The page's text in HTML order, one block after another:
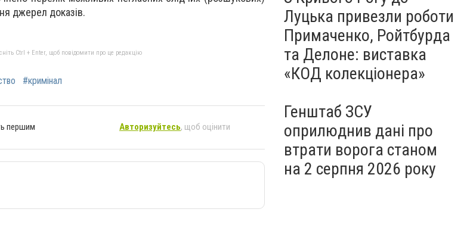
джерел доказів.
Ctrl + Enter, щоб повідомити про це редакцію
#кримінал
першим Авторизуйтесь, щоб оцінити
Луцька привезли роботи
Примаченко, Ройтбурда
та Делоне: виставка
«КОД колекціонера»
Генштаб ЗСУ
оприлюднив дані про
втрати ворога станом
на 2 серпня 2026 року